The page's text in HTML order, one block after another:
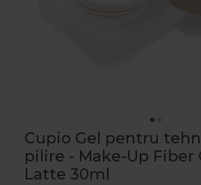
Cupio Gel pentru
pilire - Make-Up Fiber
Latte 30ml